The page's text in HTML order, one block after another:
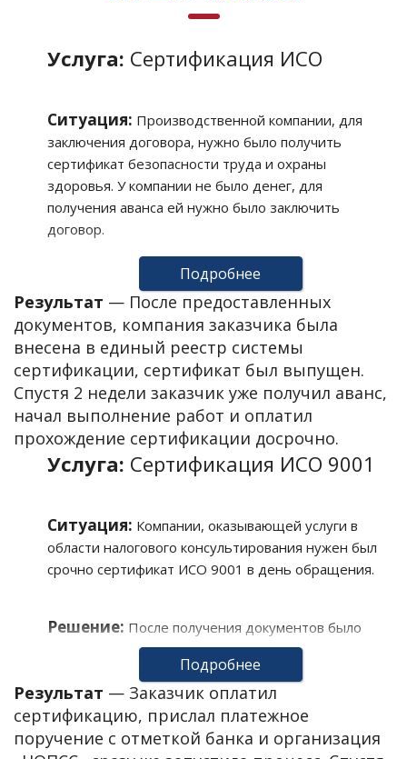
Услуга: Сертификация ИСО
Ситуация: Производственной компании, для
заключения договора, нужно было получить
сертификат безопасности труда и охраны
здоровья. У компании не было денег, для
получения аванса ей нужно было заключить
договор.
После переговоров было принято
решение заключить договор с отсрочкой платежа
на 1 месяц.
Подробнее
Результат — После предоставленных
документов, компания заказчика была
внесена в единый реестр системы
сертификации, сертификат был выпущен.
Спустя 2 недели заказчик уже получил аванс,
начал выполнение работ и оплатил
прохождение сертификации досрочно.
Услуга: Сертификация ИСО 9001
Ситуация: Компании, оказывающей услуги в
области налогового консультирования нужен был
срочно сертификат ИСО 9001 в день обращения.
Решение: После получения документов было
принято решение не дожидаться поступления
оплаты и провести сертификацию вне графика.
Подробнее
Результат — Заказчик оплатил
сертификацию, прислал платежное
поручение с отметкой банка и организация